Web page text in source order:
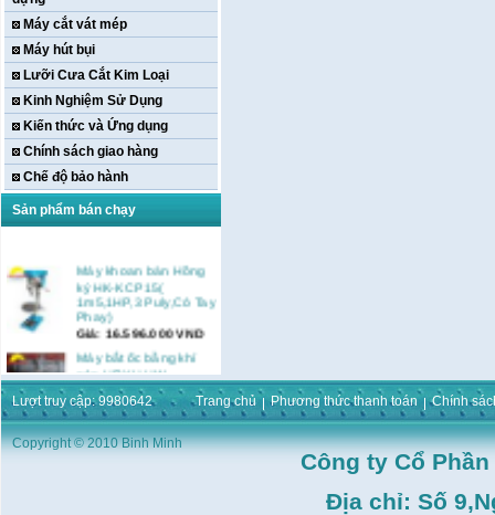
Máy cắt vát mép
Máy hút bụi
Lưỡi Cưa Cắt Kim Loại
Kinh Nghiệm Sử Dụng
Kiến thức và Ứng dụng
Chính sách giao hàng
Chế độ bảo hành
Sản phẩm bán chạy
Máy khoan bàn Hồng
ký HK-KCP15(
1m5,1HP,3 Puly,Có Tay
Phay)
Giá:16.596.000VND
Máy bắt ốc bằng khí
nén URYU UW-
9SK(M10)
Giá:0VND
Máy duỗi sắt Hồng ký
HK–DSM114( 1HP,Ø8 -
Lượt truy cập: 9980642 Trang chủ Phương thức thanh toán Chính
Copyright © 2010 Binh Minh
Công ty Cổ
Địa chỉ: Số